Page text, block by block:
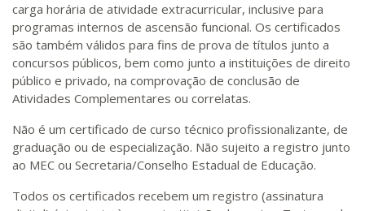
carga horária de atividade extracurricular, inclusive para
programas internos de ascensão funcional. Os certificados
são também válidos para fins de prova de títulos junto a
concursos públicos, bem como junto a instituições de direito
público e privado, na comprovação de conclusão de
Atividades Complementares ou correlatas.
Não é um certificado de curso técnico profissionalizante, de
graduação ou de especialização. Não sujeito a registro junto
ao MEC ou Secretaria/Conselho Estadual de Educação.
Todos os certificados recebem um registro (assinatura